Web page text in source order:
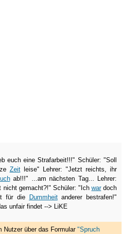
euch eine Strafarbeit!!!" Schüler: "Soll
Zeitleise" Lehrer: "Jetzt reichts, ihr
ab!!!" ...am nächsten Tag... Lehrer:
nicht gemacht?!" Schüler: "Ich wardoch
für die
Dummheitanderer bestrafen!"
unfair findet --> LiKE
Nutzer über das Formular "Spruch